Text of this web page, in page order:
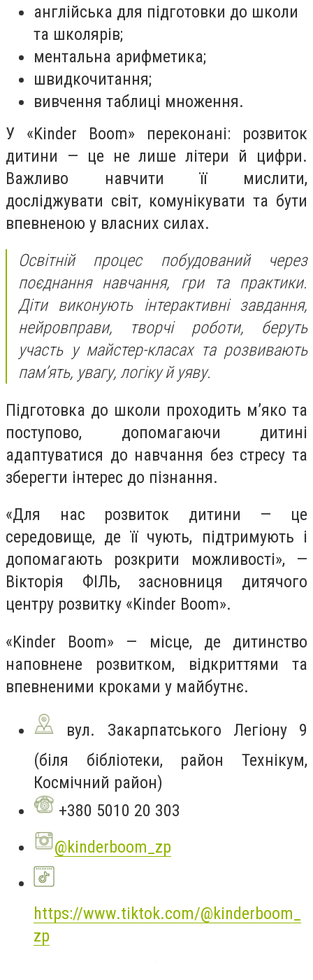
англійська для підготовки до школи
та школярів;
ментальна арифметика;
швидкочитання;
вивчення таблиці множення.
У «Kinder Boom» переконані: розвиток
дитини — це не лише літери й цифри.
Важливо навчити її мислити,
досліджувати світ, комунікувати та бути
впевненою у власних силах.
Освітній процес побудований через
поєднання навчання, гри та практики.
Діти виконують інтерактивні завдання,
нейровправи, творчі роботи, беруть
участь у майстер-класах та розвивають
пам’ять, увагу, логіку й уяву.
Підготовка до школи проходить м’яко та
поступово, допомагаючи дитині
адаптуватися до навчання без стресу та
зберегти інтерес до пізнання.
«Для нас розвиток дитини — це
середовище, де її чують, підтримують і
допомагають розкрити можливості», —
Вікторія ФІЛЬ, засновниця дитячого
центру розвитку «Kinder Boom».
«Kinder Boom» — місце, де дитинство
наповнене розвитком, відкриттями та
впевненими кроками у майбутнє.
вул. Закарпатського Легіону 9
(біля бібліотеки, район Технікум,
Космічний район)
+380 5010 20 303
@kinderboom_zp
https://www.tiktok.com/@kinderboom_
zp